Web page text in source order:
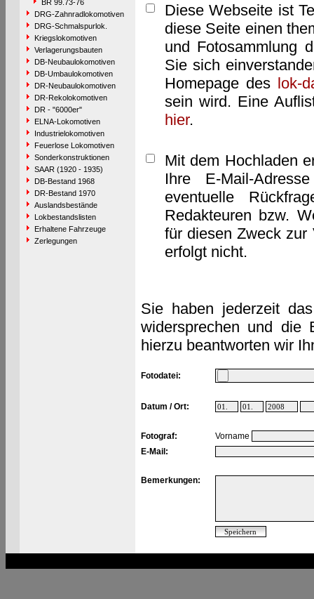
BR 99.73-76
DRG-Zahnradlokomotiven
DRG-Schmalspurlok.
Kriegslokomotiven
Verlagerungsbauten
DB-Neubaulokomotiven
DB-Umbaulokomotiven
DR-Neubaulokomotiven
DR-Rekolokomotiven
DR - "6000er"
ELNA-Lokomotiven
Industrielokomotiven
Feuerlose Lokomotiven
Sonderkonstruktionen
SAAR (1920 - 1935)
DB-Bestand 1968
DR-Bestand 1970
Auslandsbestände
Lokbestandslisten
Erhaltene Fahrzeuge
Zerlegungen
Diese Webseite ist
diese Seite einen
und Fotosammlung
Sie sich
Homepage des lok-
sein wird. Eine
hier.
Mit dem Hochladen
Ihre E-Mail-
eventuelle
Redakteuren bzw.
für diesen Zweck zur
erfolgt nicht.
Sie haben jederzeit
widersprechen und die
hierzu beantworten wir
Fotodatei:
Datum / Ort:
Fotograf:
Vorname
E-Mail:
Bemerkungen: